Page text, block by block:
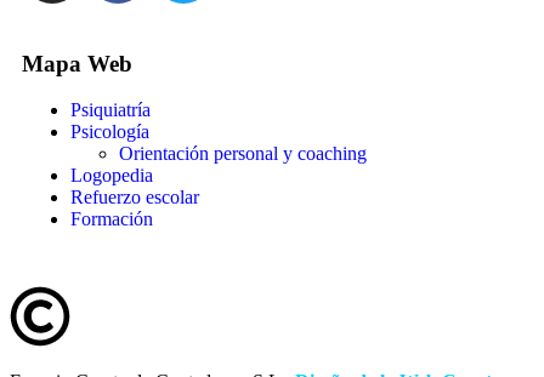
Mapa Web
Psiquiatría
Psicología
Orientación personal y coaching
Logopedia
Refuerzo escolar
Formación